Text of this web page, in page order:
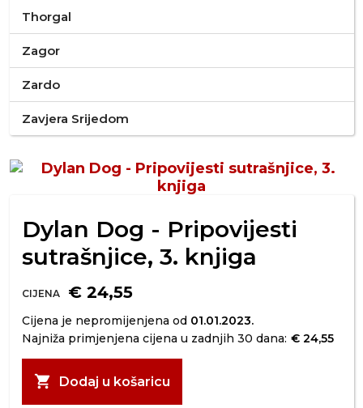
Thorgal
Zagor
Zardo
Zavjera Srijedom
Dylan Dog - Pripovijesti
sutrašnjice, 3. knjiga
CIJENA € 24,55
Cijena je nepromijenjena od 01.01.2023.
Najniža primjenjena cijena u zadnjih 30 dana: € 24,55
shopping_cart Dodaj u košaricu